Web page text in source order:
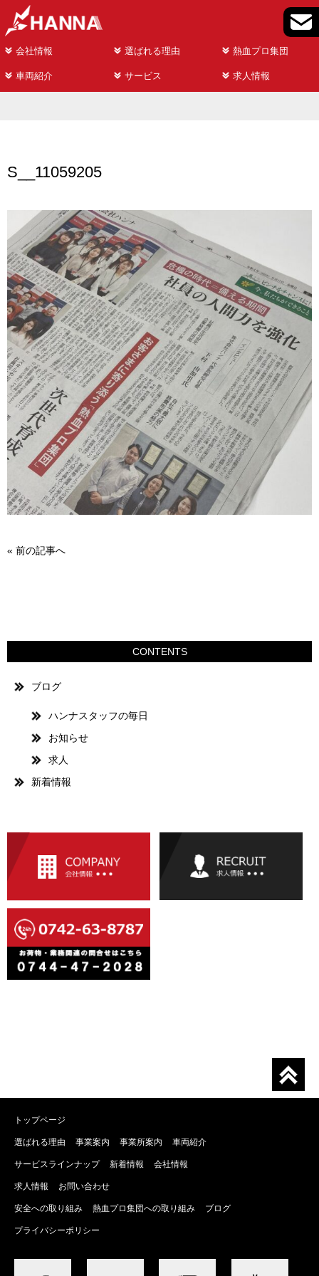
会社情報 選ばれる理由 熱血プロ集団
車両紹介 サービス 求人情報
S__11059205
« 前の記事へ
CONTENTS
ブログ
ハンナスタッフの毎日
お知らせ
求人
新着情報
トップページ
選ばれる理由 事業案内 事業所案内 車両紹介
サービスラインナップ 新着情報 会社情報
求人情報 お問い合わせ
安全への取り組み 熱血プロ集団への取り組み ブログ
プライバシーポリシー